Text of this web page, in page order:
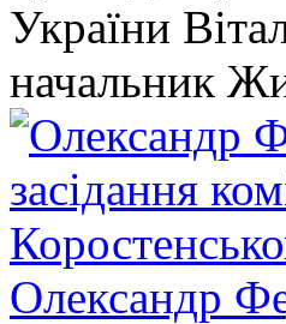
України
начальник
Олександр